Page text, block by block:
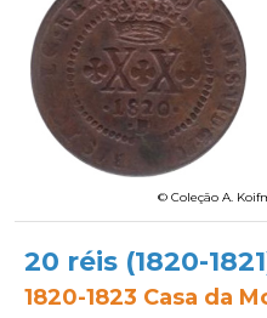
© Coleção A.
20 réis (1820-
1820-1823 Casa da